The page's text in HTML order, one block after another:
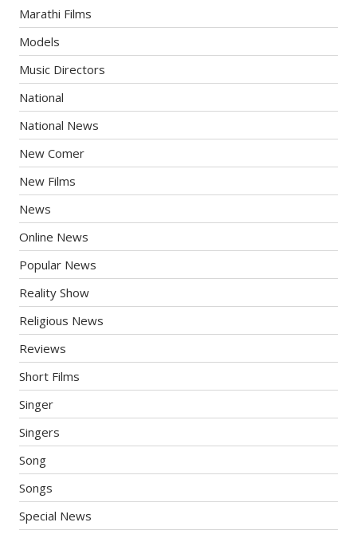
Marathi Films
Models
Music Directors
National
National News
New Comer
New Films
News
Online News
Popular News
Reality Show
Religious News
Reviews
Short Films
Singer
Singers
Song
Songs
Special News